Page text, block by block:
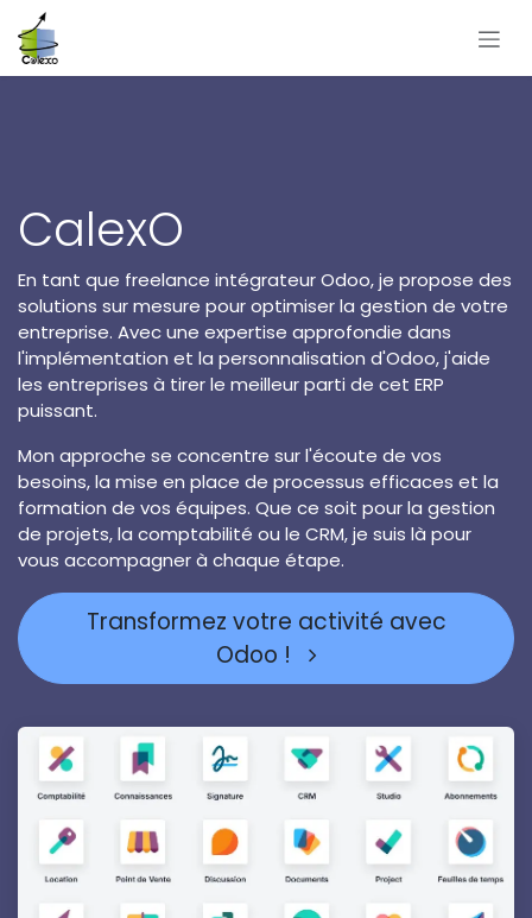
Se rendre au contenu
CalexO
En tant que freelance intégrateur Odoo, je propose des
solutions sur mesure pour optimiser la gestion de votre
entreprise. Avec une expertise approfondie dans
l'implémentation et la personnalisation d'Odoo, j'aide
les entreprises à tirer le meilleur parti de cet ERP
puissant.
Mon approche se concentre sur l'écoute de vos
besoins, la mise en place de processus efficaces et la
formation de vos équipes. Que ce soit pour la gestion
de projets, la comptabilité ou le CRM, je suis là pour
vous accompagner à chaque étape.
Transformez votre activité avec
Odoo !